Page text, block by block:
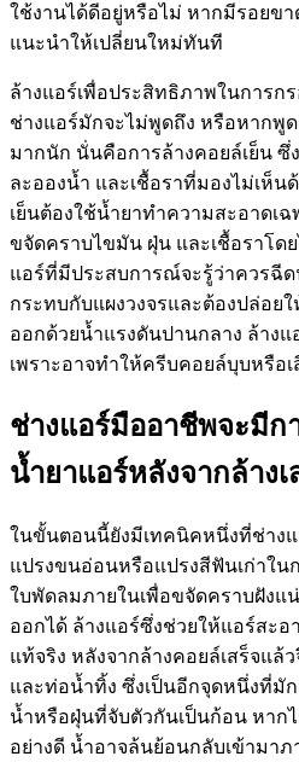
ใช้งานได้ดีอยู่หรือไม่ หากมีรอยขา
แนะนำให้เปลี่ยนใหม่ทันที
ล้างแอร์เพื่อประสิทธิภาพในการก
ช่างแอร์มักจะไม่พูดถึง หรือหากพูด
มากนัก นั่นคือการล้างคอยล์เย็น ซึ่
ละอองน้ำ และเชื้อราที่มองไม่เห็น
เย็นต้องใช้น้ำยาทำความสะอาดเ
ขจัดคราบไขมัน ฝุ่น และเชื้อราโด
แอร์ที่มีประสบการณ์จะรู้ว่าควรฉีด
กระทบกับแผงวงจรและต้องปล่อย
ออกด้วยน้ำแรงดันปานกลาง ล้างแ
เพราะอาจทำให้ครีบคอยล์บุบหรือเ
ช่างแอร์มืออาชีพจะมีก
น้ำยาแอร์หลังจากล้างเ
ในขั้นตอนนี้ยังมีเทคนิคหนึ่งที่ช่างแ
แปรงขนอ่อนหรือแปรงสีฟันเก่าใ
ใบพัดลมภายในเพื่อขจัดคราบฝังแ
ออกได้ ล้างแอร์ซึ่งช่วยให้แอร์สะอ
แท้จริง หลังจากล้างคอยล์เสร็จแล้
และท่อน้ำทิ้ง ซึ่งเป็นอีกจุดหนึ่งที่มั
น้ำหรือฝุ่นที่จับตัวกันเป็นก้อน หาก
อย่างดี น้ำอาจล้นย้อนกลับเข้ามาภ